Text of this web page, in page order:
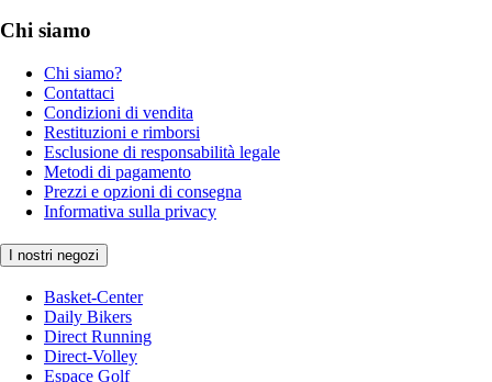
Chi siamo
Chi siamo?
Contattaci
Condizioni di vendita
Restituzioni e rimborsi
Esclusione di responsabilità legale
Metodi di pagamento
Prezzi e opzioni di consegna
Informativa sulla privacy
I nostri negozi
Basket-Center
Daily Bikers
Direct Running
Direct-Volley
Espace Golf